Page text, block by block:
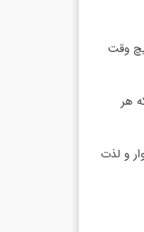
وقت
که هر
و لذت